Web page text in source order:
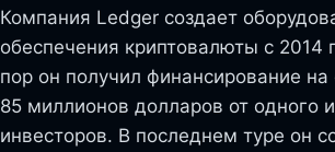
Компания Ledger создает
обеспечения криптовалюты с 2014
пор он получил финансирование
85 миллионов долларов от одного
инвесторов. В последнем туре он